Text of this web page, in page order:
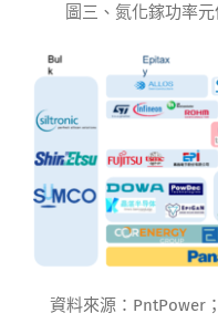
圖三、氮化鎵功率
資料來源：PntPower